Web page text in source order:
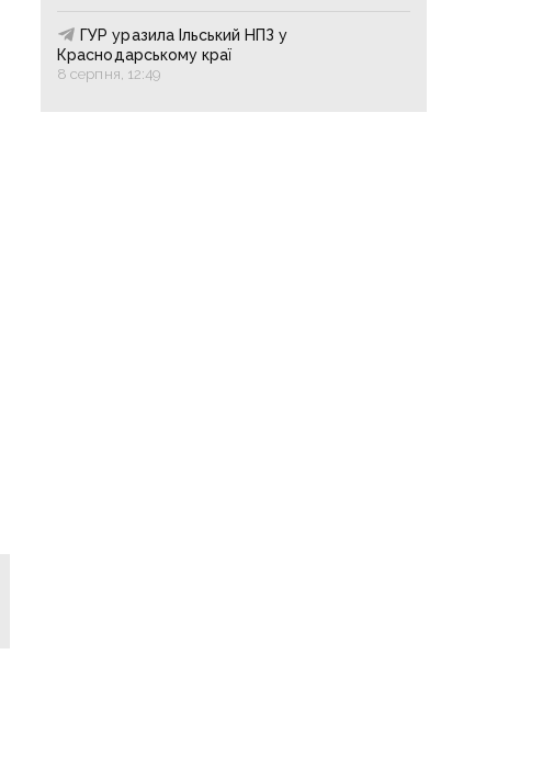
ГУР уразила Ільський НПЗ у
Краснодарському краї
8 серпня, 12:49